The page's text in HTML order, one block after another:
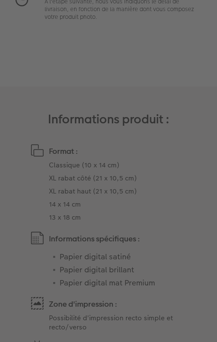
livraison, en fonction de la manière dont vous composez
votre produit photo.
Informations produit :
Format :
Classique (10 x 14 cm)
XL rabat côté (21 x 10,5 cm)
XL rabat haut (21 x 10,5 cm)
14 x 14 cm
13 x 18 cm
Informations spécifiques :
Papier digital satiné
Papier digital brillant
Papier digital mat Premium
Zone d'impression :
Possibilité d'impression recto simple et
recto/verso